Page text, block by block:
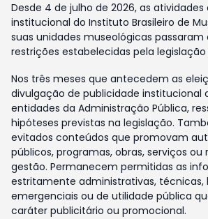
Desde 4 de julho de 2026, as
institucional do Instituto Brasileiro de
suas unidades museológicas passaram
restrições estabelecidas pela legislação
Nos três meses que antecedem as
divulgação de publicidade institucional
entidades da Administração Pública,
hipóteses previstas na legislação.
evitados conteúdos que promovam
públicos, programas, obras, serviços ou
gestão. Permanecem permitidas as
estritamente administrativas, técnicas,
emergenciais ou de utilidade pública
caráter publicitário ou promocional.